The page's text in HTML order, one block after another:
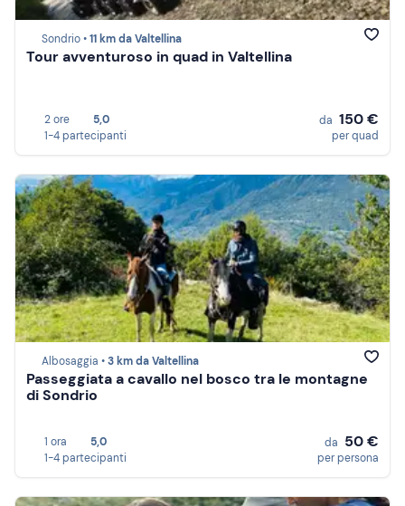
Sondrio •11 km da Valtellina
Tour avventuroso in quad in Valtellina
2 ore
5,0
1-4 partecipanti
da 150 €
per quad
Albosaggia •3 km da Valtellina
Passeggiata a cavallo nel bosco tra le montagne
di Sondrio
1 ora
5,0
1-4 partecipanti
da 50 €
per persona